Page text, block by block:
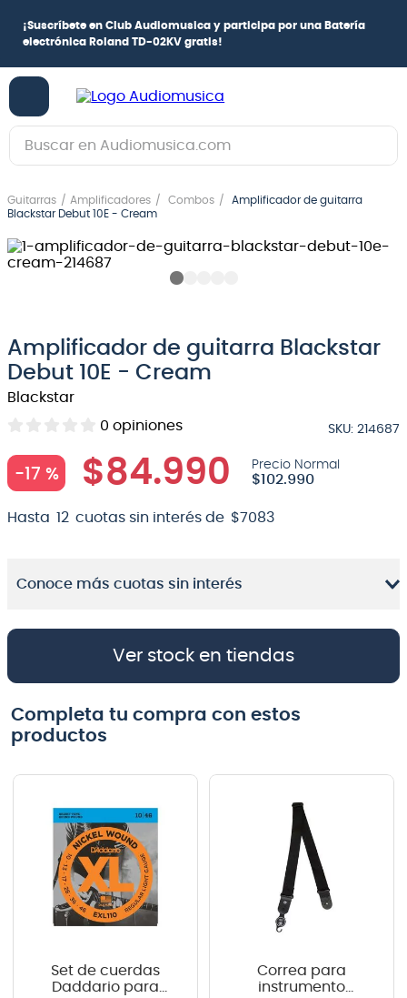
¡Suscríbete en Club Audiomusica y participa por una Batería
electrónica Roland TD-02KV gratis!
Buscar en Audiomusica.com
Guitarras Amplificadores Combos
Amplificador de guitarra
Blackstar Debut 10E - Cream
Amplificador de guitarra Blackstar
Debut 10E - Cream
Blackstar
0 opiniones SKU: 214687
-17 % $84.990 $102.990
Hasta 12 cuotas sin interés de $7083
Conoce más cuotas sin interés
Ver stock en tiendas
Completa tu compra con estos
productos
Set de cuerdas
Daddario para
Correa para
instrumento
1.
guitarra electrica
2.
bajo
guitarra electroacústica
5.
amplificador
6.
guitarra
7.
teclado
9.
micrófono